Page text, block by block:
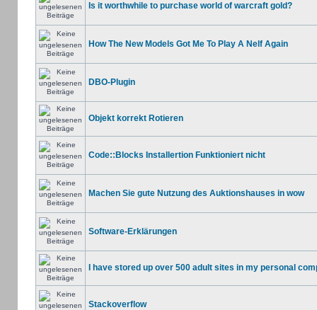
Is it worthwhile to purchase world of warcraft gold?
How The New Models Got Me To Play A Nelf Again
DBO-Plugin
Objekt korrekt Rotieren
Code::Blocks Installertion Funktioniert nicht
Machen Sie gute Nutzung des Auktionshauses in wow
Software-Erklärungen
I have stored up over 500 adult sites in my personal
Stackoverflow